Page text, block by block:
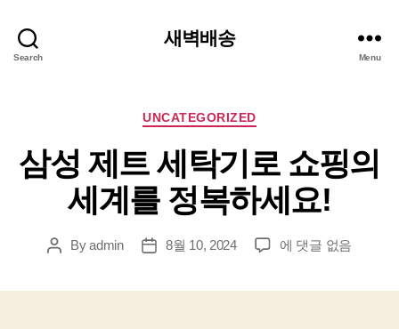
Search
새벽배송
Menu
Categories
UNCATEGORIZED
삼성 제트 세탁기로 쇼핑의
세계를 정복하세요!
PostByadmin
Post8월 10, 2024
삼
에 댓글 없음